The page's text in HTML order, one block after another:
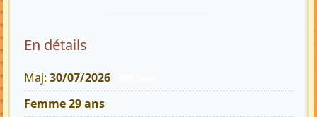
En détails
Maj: 30/07/2026
Femme 29 ans